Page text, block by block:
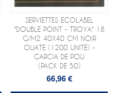
SERVIETTES ECOLABEL
"DOUBLE POINT - TROYA" 18
G/M2 40X40 CM NOIR
OUATE (1200 UNITÉ) -
GARCIA DE POU
(PACK DE 50)
66,96 €